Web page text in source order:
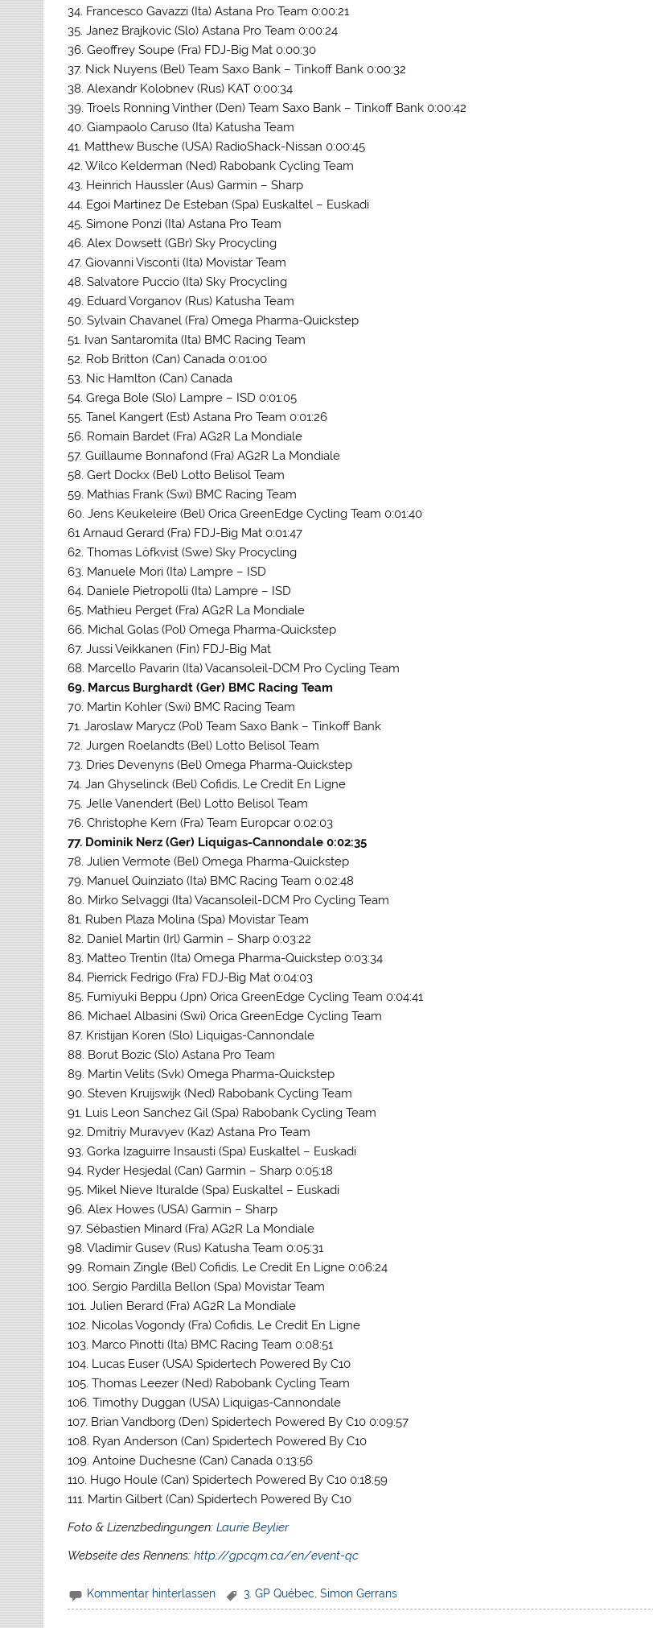
34. Francesco Gavazzi (Ita) Astana Pro Team 0:00:21
35. Janez Brajkovic (Slo) Astana Pro Team 0:00:24
36. Geoffrey Soupe (Fra) FDJ-Big Mat 0:00:30
37. Nick Nuyens (Bel) Team Saxo Bank – Tinkoff Bank 0:00:32
38. Alexandr Kolobnev (Rus) KAT 0:00:34
39. Troels Ronning Vinther (Den) Team Saxo Bank – Tinkoff Bank 0:00:42
40. Giampaolo Caruso (Ita) Katusha Team
41. Matthew Busche (USA) RadioShack-Nissan 0:00:45
42. Wilco Kelderman (Ned) Rabobank Cycling Team
43. Heinrich Haussler (Aus) Garmin – Sharp
44. Egoi Martinez De Esteban (Spa) Euskaltel – Euskadi
45. Simone Ponzi (Ita) Astana Pro Team
46. Alex Dowsett (GBr) Sky Procycling
47. Giovanni Visconti (Ita) Movistar Team
48. Salvatore Puccio (Ita) Sky Procycling
49. Eduard Vorganov (Rus) Katusha Team
50. Sylvain Chavanel (Fra) Omega Pharma-Quickstep
51. Ivan Santaromita (Ita) BMC Racing Team
52. Rob Britton (Can) Canada 0:01:00
53. Nic Hamlton (Can) Canada
54. Grega Bole (Slo) Lampre – ISD 0:01:05
55. Tanel Kangert (Est) Astana Pro Team 0:01:26
56. Romain Bardet (Fra) AG2R La Mondiale
57. Guillaume Bonnafond (Fra) AG2R La Mondiale
58. Gert Dockx (Bel) Lotto Belisol Team
59. Mathias Frank (Swi) BMC Racing Team
60. Jens Keukeleire (Bel) Orica GreenEdge Cycling Team 0:01:40
61 Arnaud Gerard (Fra) FDJ-Big Mat 0:01:47
62. Thomas Löfkvist (Swe) Sky Procycling
63. Manuele Mori (Ita) Lampre – ISD
64. Daniele Pietropolli (Ita) Lampre – ISD
65. Mathieu Perget (Fra) AG2R La Mondiale
66. Michal Golas (Pol) Omega Pharma-Quickstep
67. Jussi Veikkanen (Fin) FDJ-Big Mat
68. Marcello Pavarin (Ita) Vacansoleil-DCM Pro Cycling Team
69. Marcus Burghardt (Ger) BMC Racing Team
70. Martin Kohler (Swi) BMC Racing Team
71. Jaroslaw Marycz (Pol) Team Saxo Bank – Tinkoff Bank
72. Jurgen Roelandts (Bel) Lotto Belisol Team
73. Dries Devenyns (Bel) Omega Pharma-Quickstep
74. Jan Ghyselinck (Bel) Cofidis, Le Credit En Ligne
75. Jelle Vanendert (Bel) Lotto Belisol Team
76. Christophe Kern (Fra) Team Europcar 0:02:03
77. Dominik Nerz (Ger) Liquigas-Cannondale 0:02:35
78. Julien Vermote (Bel) Omega Pharma-Quickstep
79. Manuel Quinziato (Ita) BMC Racing Team 0:02:48
80. Mirko Selvaggi (Ita) Vacansoleil-DCM Pro Cycling Team
81. Ruben Plaza Molina (Spa) Movistar Team
82. Daniel Martin (Irl) Garmin – Sharp 0:03:22
83. Matteo Trentin (Ita) Omega Pharma-Quickstep 0:03:34
84. Pierrick Fedrigo (Fra) FDJ-Big Mat 0:04:03
85. Fumiyuki Beppu (Jpn) Orica GreenEdge Cycling Team 0:04:41
86. Michael Albasini (Swi) Orica GreenEdge Cycling Team
87. Kristijan Koren (Slo) Liquigas-Cannondale
88. Borut Bozic (Slo) Astana Pro Team
89. Martin Velits (Svk) Omega Pharma-Quickstep
90. Steven Kruijswijk (Ned) Rabobank Cycling Team
91. Luis Leon Sanchez Gil (Spa) Rabobank Cycling Team
92. Dmitriy Muravyev (Kaz) Astana Pro Team
93. Gorka Izaguirre Insausti (Spa) Euskaltel – Euskadi
94. Ryder Hesjedal (Can) Garmin – Sharp 0:05:18
95. Mikel Nieve Ituralde (Spa) Euskaltel – Euskadi
96. Alex Howes (USA) Garmin – Sharp
97. Sébastien Minard (Fra) AG2R La Mondiale
98. Vladimir Gusev (Rus) Katusha Team 0:05:31
99. Romain Zingle (Bel) Cofidis, Le Credit En Ligne 0:06:24
100. Sergio Pardilla Bellon (Spa) Movistar Team
101. Julien Berard (Fra) AG2R La Mondiale
102. Nicolas Vogondy (Fra) Cofidis, Le Credit En Ligne
103. Marco Pinotti (Ita) BMC Racing Team 0:08:51
104. Lucas Euser (USA) Spidertech Powered By C10
105. Thomas Leezer (Ned) Rabobank Cycling Team
106. Timothy Duggan (USA) Liquigas-Cannondale
107. Brian Vandborg (Den) Spidertech Powered By C10 0:09:57
108. Ryan Anderson (Can) Spidertech Powered By C10
109. Antoine Duchesne (Can) Canada 0:13:56
110. Hugo Houle (Can) Spidertech Powered By C10 0:18:59
111. Martin Gilbert (Can) Spidertech Powered By C10
Foto & Lizenzbedingungen:Laurie Beylier
Webseite des Rennens:http://gpcqm.ca/en/event-qc
Kommentar hinterlassen 3. GP Québec, Simon Gerrans